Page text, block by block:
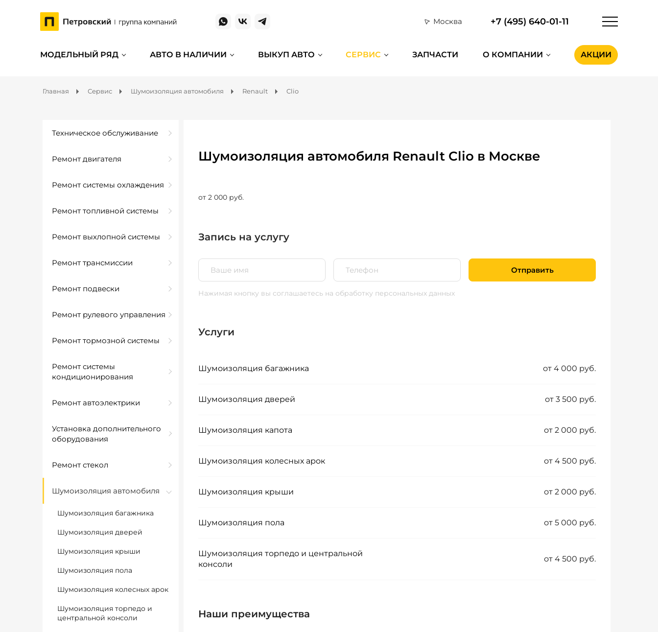
Москва +7 (495) 640-01-11
МОДЕЛЬНЫЙ РЯД АВТО В НАЛИЧИИ ВЫКУП АВТО СЕРВИС ЗАПЧАСТИ О КОМПАНИИ АКЦИИ
Главная Сервис Шумоизоляция автомобиля Renault Clio
Техническое обслуживание
Ремонт двигателя
Ремонт системы охлаждения
Ремонт топливной системы
Ремонт выхлопной системы
Ремонт трансмиссии
Ремонт подвески
Ремонт рулевого управления
Ремонт тормозной системы
Ремонт системы
кондиционирования
Ремонт автоэлектрики
Установка дополнительного
оборудования
Ремонт стекол
Шумоизоляция автомобиля
Шумоизоляция багажника
Шумоизоляция дверей
Шумоизоляция крыши
Шумоизоляция пола
Шумоизоляция колесных арок
Шумоизоляция торпедо и
центральной консоли
Шумоизоляция автомобиля Renault Clio в Москве
от 2 000 руб.
Запись на услугу
Отправить
Нажимая кнопку вы соглашаетесь на обработку персональных данных
Услуги
Шумоизоляция багажника от 4 000 руб.
Шумоизоляция дверей от 3 500 руб.
Шумоизоляция капота от 2 000 руб.
Шумоизоляция колесных арок от 4 500 руб.
Шумоизоляция крыши от 2 000 руб.
Шумоизоляция пола от 5 000 руб.
Шумоизоляция торпедо и центральной
консоли
от 4 500 руб.
Наши преимущества